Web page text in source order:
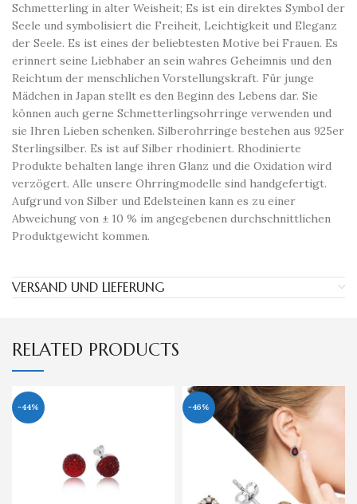
Schmetterling in alter Weisheit; Es ist ein direktes Symbol der
Seele und symbolisiert die Freiheit, Leichtigkeit und Eleganz
der Seele. Es ist eines der beliebtesten Motive bei Frauen. Es
erinnert seine Liebhaber an sein wahres Geheimnis und den
Reichtum der menschlichen Vorstellungskraft. Für junge
Mädchen in Japan stellt es den Beginn des Lebens dar. Sie
können auch gerne Schmetterlingsohrringe verwenden und
sie Ihren Lieben schenken. Silberohrringe bestehen aus 925er
Sterlingsilber. Es ist auf Silber rhodiniert. Rhodinierte
Produkte behalten lange ihren Glanz und die Oxidation wird
verzögert. Alle unsere Ohrringmodelle sind handgefertigt.
Aufgrund von Silber und Edelsteinen kann es zu einer
Abweichung von ± 10 % im angegebenen durchschnittlichen
Produktgewicht kommen.
VERSAND UND LIEFERUNG
RELATED PRODUCTS
-44% -46%